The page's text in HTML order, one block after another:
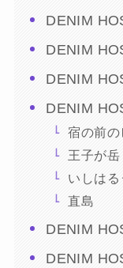
DENIM
DENIM
DENIM
DENIM
宿の前の
王子が岳
いしはる
直島
DENIM
DENIM